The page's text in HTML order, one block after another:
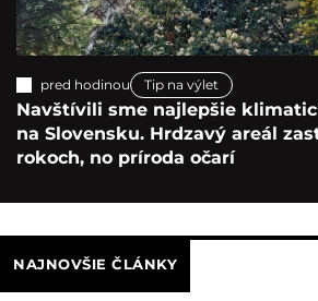
pred hodinou Tip na výlet
Navštívili sme najlepšie
na Slovensku. Hrdzavý areál
rokoch, no príroda očarí
NAJNOVŠIE ČLÁNKY